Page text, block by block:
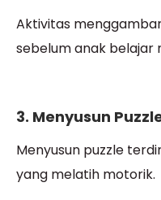
Aktivitas
sebelum anak belajar
3. Menyusun
Menyusun puzzle
yang melatih motorik.